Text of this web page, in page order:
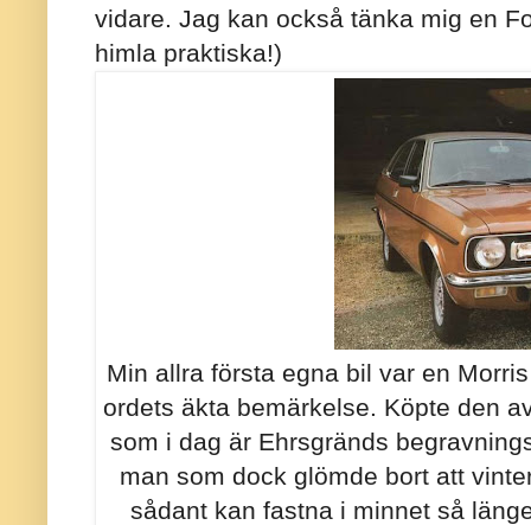
vidare. Jag kan också tänka mig en
himla praktiska!)
Min allra första egna bil var en
ordets äkta bemärkelse. Köpte den
som i dag är Ehrsgränds
man som dock glömde bort att
sådant kan fastna i minnet så